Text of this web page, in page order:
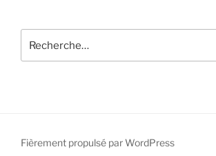
pour
Fièrement propulsé par WordPress